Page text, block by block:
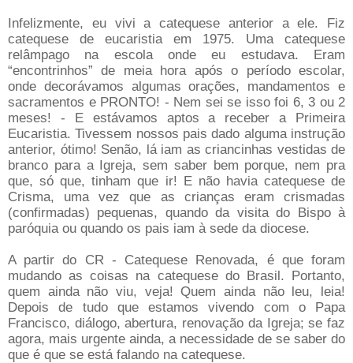
Infelizmente, eu vivi a catequese anterior a ele. Fiz
catequese de eucaristia em 1975. Uma catequese
relâmpago na escola onde eu estudava. Eram
“encontrinhos” de meia hora após o período escolar,
onde decorávamos algumas orações, mandamentos e
sacramentos e PRONTO! - Nem sei se isso foi 6, 3 ou 2
meses! - E estávamos aptos a receber a Primeira
Eucaristia. Tivessem nossos pais dado alguma instrução
anterior, ótimo! Senão, lá iam as criancinhas vestidas de
branco para a Igreja, sem saber bem porque, nem pra
que, só que, tinham que ir! E não havia catequese de
Crisma, uma vez que as crianças eram crismadas
(confirmadas) pequenas, quando da visita do Bispo à
paróquia ou quando os pais iam à sede da diocese.
A partir do CR - Catequese Renovada, é que foram
mudando as coisas na catequese do Brasil. Portanto,
quem ainda não viu, veja! Quem ainda não leu, leia!
Depois de tudo que estamos vivendo com o Papa
Francisco, diálogo, abertura, renovação da Igreja; se faz
agora, mais urgente ainda, a necessidade de se saber do
que é que se está falando na catequese.